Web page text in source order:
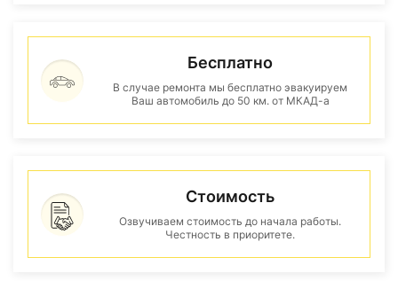
Бесплатно
В случае ремонта мы бесплатно эвакуируем
Ваш автомобиль до 50 км. от МКАД-а
Стоимость
Озвучиваем стоимость до начала работы.
Честность в приоритете.